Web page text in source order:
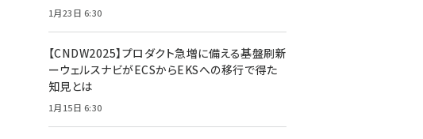
1月23日 6:30
【CNDW2025】プロダクト急増に備える基盤刷新
ーウェルスナビがECSからEKSへの移行で得た
知見とは
1月15日 6:30